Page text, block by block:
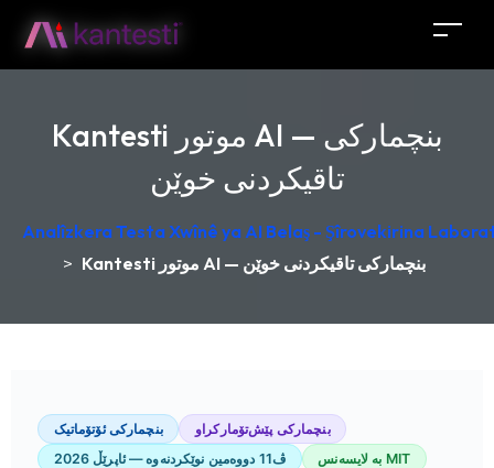
Kantesti موتور AI — بنچمارکی
تاقیکردنی خوێن
Analîzkera Testa Xwînê ya AI Belaş - Şîrovekirina
> Kantesti موتور AI — بنچمارکی تاقیکردنی خوێن
بنچمارکی ئۆتۆماتیک
بنچمارکی پێش‌تۆمارکراو
ڤ11 دووەمین نوێکردنەوە — ئاپرێڵ 2026
بە لایسەنس MIT